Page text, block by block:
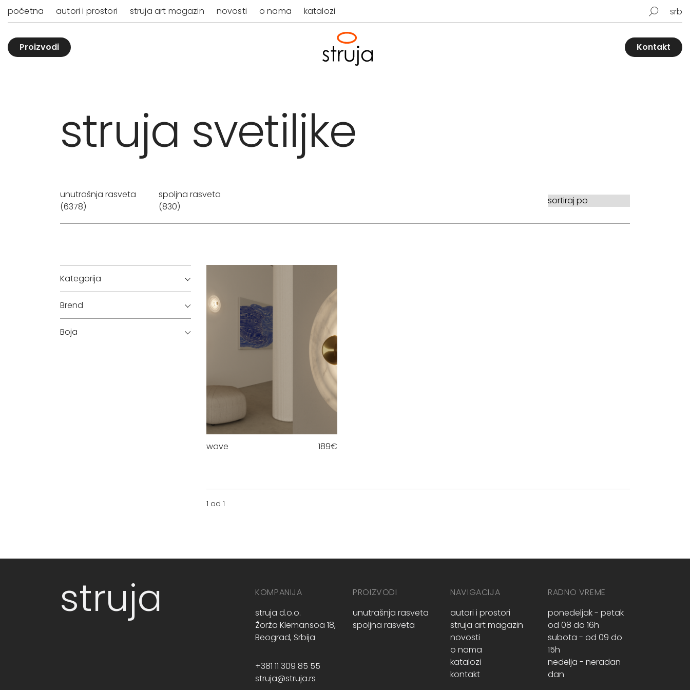
početna autori i prostori struja art magazin novosti o nama katalozi srb
Proizvodi Kontakt
struja svetiljke
unutrašnja rasveta
(6378)
spoljna rasveta
(830)
Kategorija
Brend
Boja
wave 189€
1 od 1
struja
KOMPANIJA
struja d.o.o.
Žorža Klemansoa 18,
Beograd, Srbija
+381 11 309 85 55
struja@struja.rs
PROIZVODI
unutrašnja rasveta
spoljna rasveta
NAVIGACIJA
autori i prostori
struja art magazin
novosti
o nama
katalozi
kontakt
RADNO VREME
ponedeljak - petak
od 08 do 16h
subota - od 09 do
15h
nedelja - neradan
dan